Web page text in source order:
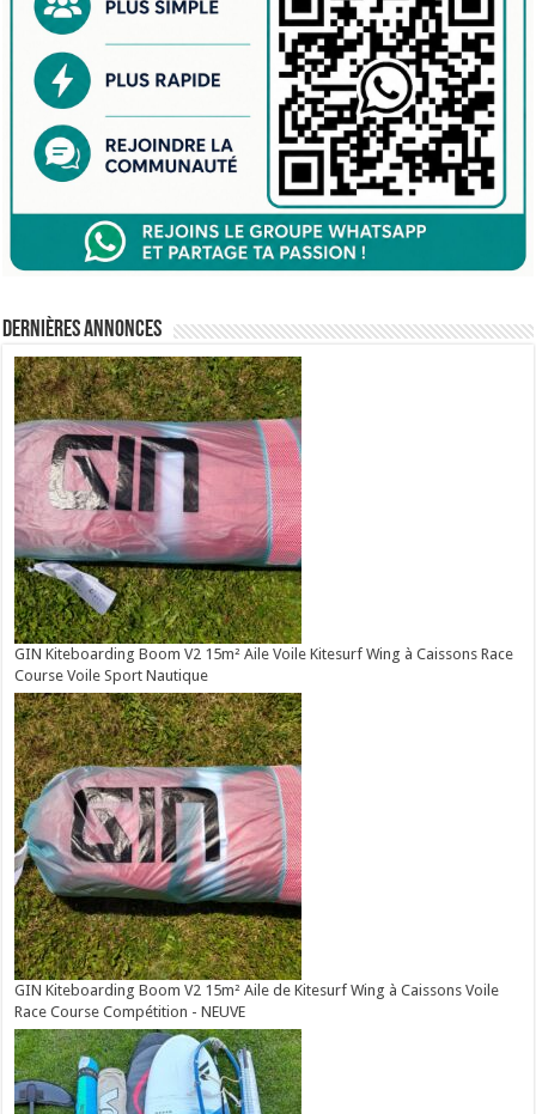
Dernières annonces
GIN Kiteboarding Boom V2 15m² Aile Voile Kitesurf Wing à Caissons Race
Course Voile Sport Nautique
GIN Kiteboarding Boom V2 15m² Aile de Kitesurf Wing à Caissons Voile
Race Course Compétition - NEUVE